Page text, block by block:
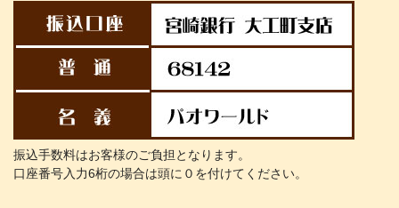
振込手数料はお客様のご負担となります。
口座番号入力6桁の場合は頭に０を付けてください。